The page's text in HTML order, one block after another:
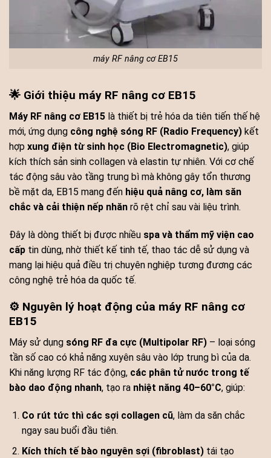
máy RF nâng cơ EB15
🌟 Giới thiệu máy RF nâng cơ EB15
Máy RF nâng cơ EB15 là thiết bị trẻ hóa da tiên tiến thế hệ
mới, ứng dụng công nghệ sóng RF (Radio Frequency) kết
hợp xung điện từ sinh học (Bio Electromagnetic), giúp
kích thích sản sinh collagen và elastin tự nhiên. Với cơ chế
tác động sâu vào tầng trung bì mà không gây tổn thương
bề mặt da, EB15 mang đến hiệu quả nâng cơ, làm săn
chắc và cải thiện nếp nhăn rõ rệt chỉ sau vài liệu trình.
Đây là dòng thiết bị được nhiều spa và thẩm mỹ viện cao
cấp tin dùng, nhờ thiết kế tinh tế, thao tác dễ sử dụng và
mang lại hiệu quả điều trị chuyên nghiệp tương đương các
công nghệ trẻ hóa da quốc tế.
⚙️ Nguyên lý hoạt động của máy RF nâng cơ
EB15
Máy sử dụng sóng RF đa cực (Multipolar RF) – loại sóng
tần số cao có khả năng xuyên sâu vào lớp trung bì của da.
Khi năng lượng RF tác động, các phân tử nước trong tế
bào dao động nhanh, tạo ra nhiệt năng 40–60°C, giúp:
Co rút tức thì các sợi collagen cũ, làm da săn chắc
ngay sau buổi đầu tiên.
Kích thích tế bào nguyên sợi (fibroblast)tái tạo